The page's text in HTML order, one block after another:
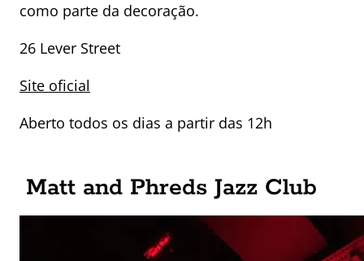
como parte da decoração.
26 Lever Street
Site oficial
Aberto todos os dias a partir das 12h
Matt and Phreds Jazz Club